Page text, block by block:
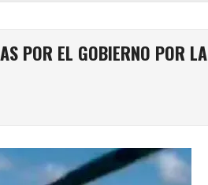
POR EL GOBIERNO POR LA